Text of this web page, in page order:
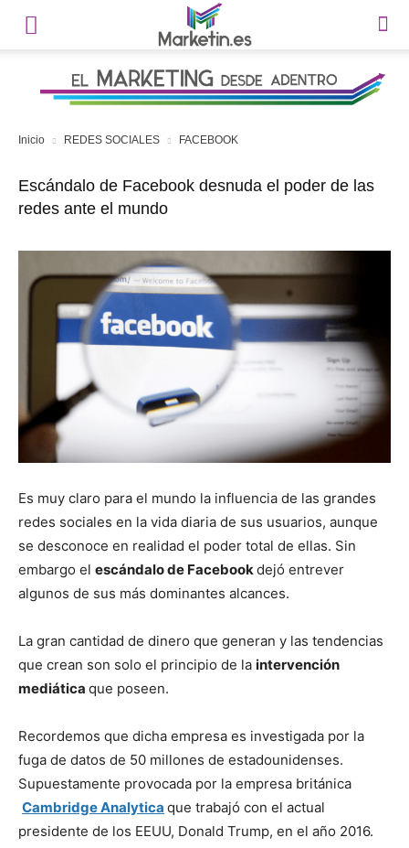
Inicio REDES SOCIALES FACEBOOK
Escándalo de Facebook desnuda el poder de las
redes ante el mundo
Es muy claro para el mundo la influencia de las grandes
redes sociales en la vida diaria de sus usuarios, aunque
se desconoce en realidad el poder total de ellas. Sin
embargo el escándalo de Facebook dejó entrever
algunos de sus más dominantes alcances.
La gran cantidad de dinero que generan y las tendencias
que crean son solo el principio de la intervención
mediática que poseen.
Recordemos que dicha empresa es investigada por la
fuga de datos de 50 millones de estadounidenses.
Supuestamente provocada por la empresa británica
Cambridge Analytica que trabajó con el actual
presidente de los EEUU, Donald Trump, en el año 2016.